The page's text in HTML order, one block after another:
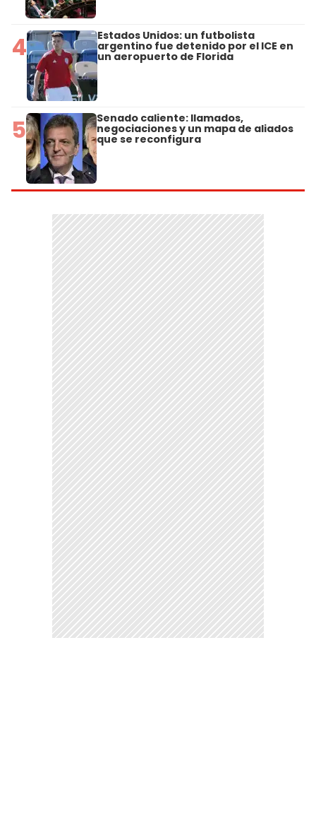
4 Estados Unidos: un futbolista
argentino fue detenido por el ICE en
un aeropuerto de Florida
5 Senado caliente: llamados,
negociaciones y un mapa de aliados
que se reconfigura